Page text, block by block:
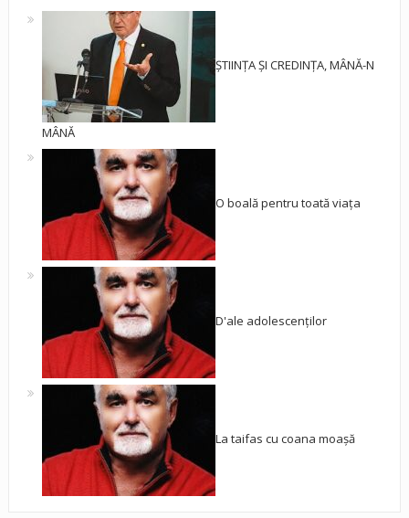
ȘTIINȚA ȘI CREDINȚA, MÂNĂ-N
MÂNĂ
O boală pentru toată viața
D'ale adolescenților
La taifas cu coana moașă